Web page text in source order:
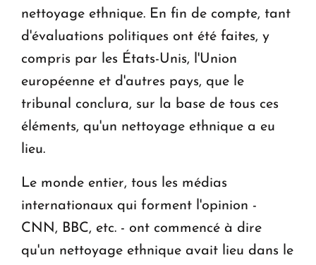
nettoyage ethnique. En fin de compte, tant
d'évaluations politiques ont été faites, y
compris par les États-Unis, l'Union
européenne et d'autres pays, que le
tribunal conclura, sur la base de tous ces
éléments, qu'un nettoyage ethnique a eu
lieu.
Le monde entier, tous les médias
internationaux qui forment l'opinion -
CNN, BBC, etc. - ont commencé à dire
qu'un nettoyage ethnique avait lieu dans le